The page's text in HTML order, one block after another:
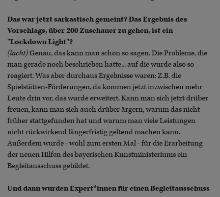
Das war jetzt sarkastisch gemeint? Das Ergebnis des
Vorschlags, über 200 Zuschauer zu gehen, ist ein
"Lockdown Light"?
(lacht)Genau, das kann man schon so sagen. Die Probleme, die
man gerade noch beschrieben hatte... auf die wurde also so
reagiert. Was aber durchaus Ergebnisse waren: Z.B. die
Spielstätten-Förderungen, da kommen jetzt inzwischen mehr
Leute drin vor, das wurde erweitert. Kann man sich jetzt drüber
freuen, kann man sich auch drüber ärgern, warum das nicht
früher stattgefunden hat und warum man viele Leistungen
nicht rückwirkend längerfristig geltend machen kann.
Außerdem wurde - wohl zum ersten Mal - für die Erarbeitung
der neuen Hilfen des bayerischen Kunstministeriums ein
Begleitausschuss gebildet.
Und dann wurden Expert*innen für einen Begleitausschuss